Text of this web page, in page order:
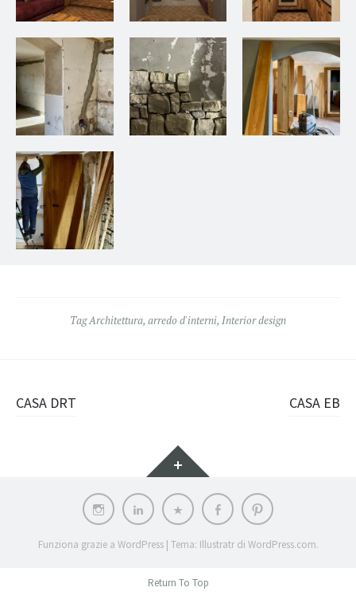
TagArchitettura, arredo d'interni, Interior design
Navigazione
CASA DRT CASA EB
Widget
InstagramLinkedIn ArchiloversFacebookPinterest
Funziona grazie a WordPress | Tema: Illustratr di WordPress.com.
Return To Top